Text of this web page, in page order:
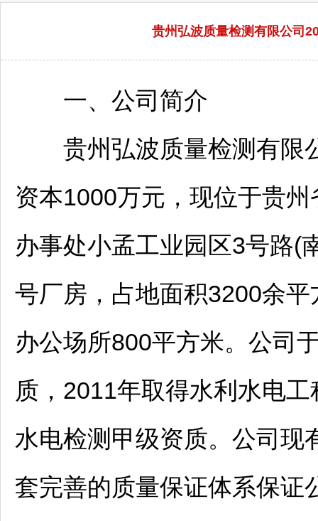
贵州弘波质量检测有限公司
一、公司简介
贵州弘波质量检测有限
资本1000万元，现位于贵州
办事处小孟工业园区3号路(
号厂房，占地面积3200余
办公场所800平方米。公司
质，2011年取得水利水电
水电检测甲级资质。公司现
套完善的质量保证体系保证